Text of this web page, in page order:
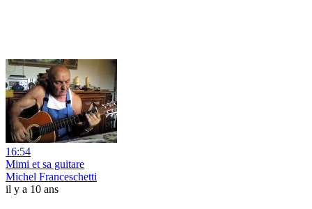
16:54
Mimi et sa guitare
Michel Franceschetti
il y a 10 ans